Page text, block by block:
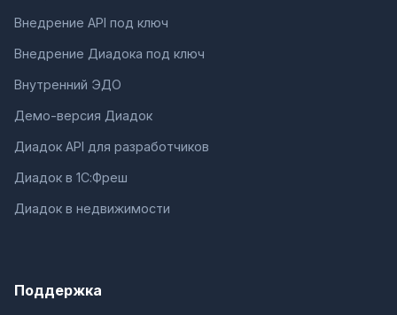
Внедрение API под ключ
Внедрение Диадока под ключ
Внутренний ЭДО
Демо-версия Диадок
Диадок API для разработчиков
Диадок в 1С:Фреш
Диадок в недвижимости
Поддержка